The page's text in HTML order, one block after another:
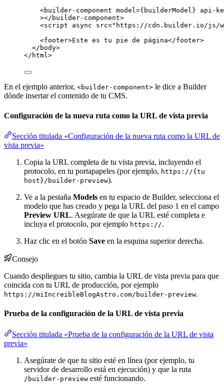
<builder-component model={ builderModel }
api-
></ builder-component>
<script async src=" https://cdn.builder.io/js/
<footer>Este es tu pie de página</footer>
</ body>
</ html>
En el ejemplo anterior, <builder-component> le dice a Builder
dónde insertar el contenido de tu CMS.
Configuración de la nueva ruta como la URL de vista previa
Sección titulada «Configuración de la nueva ruta como la URL de
vista previa»
Copia la URL completa de tu vista previa, incluyendo el
protocolo, en tu portapapeles (por ejemplo, https://{tu
host}/builder-preview).
Ve a la pestaña Models en tu espacio de Builder, selecciona el
modelo que has creado y pega la URL del paso 1 en el campo
Preview URL. Asegúrate de que la URL esté completa e
incluya el protocolo, por ejemplo https://.
Haz clic en el botón Save en la esquina superior derecha.
Consejo
Cuando despliegues tu sitio, cambia la URL de vista previa para que
coincida con tu URL de producción, por ejemplo
https://miIncreibleBlogAstro.com/builder-preview.
Prueba de la configuración de la URL de vista previa
Sección titulada «Prueba de la configuración de la URL de vista
previa»
Asegúrate de que tu sitio esté en línea (por ejemplo, tu
servidor de desarrollo está en ejecución) y que la ruta
/builder-preview esté funcionando.